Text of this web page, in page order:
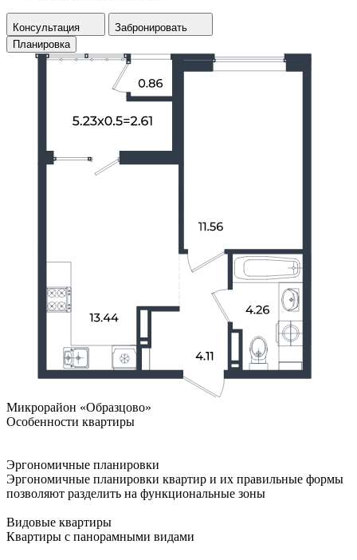
Консультация
Забронировать
Планировка
Микрорайон «Образцово»
Особенности квартиры
Эргономичные планировки
Эргономичные планировки квартир и их правильные формы
позволяют разделить на функциональные зоны
Видовые квартиры
Квартиры с панорамными видами